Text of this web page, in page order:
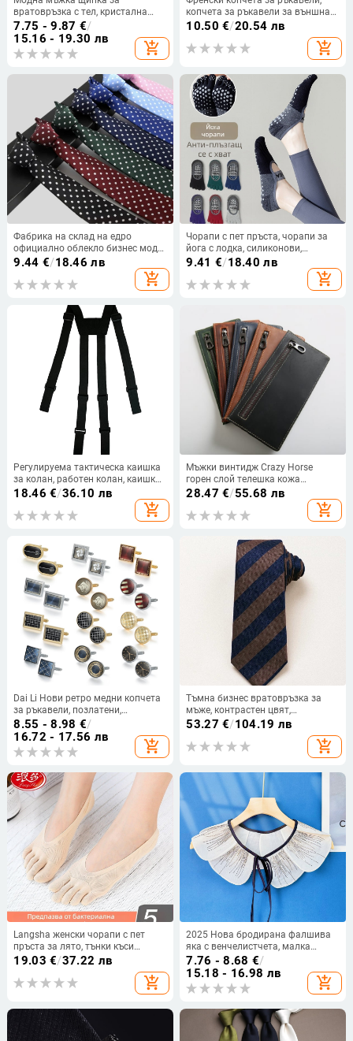
вратовръзка с тел, кристална
черупка, щипка за вратовръзка
за бизнес мъже, фабрична цена,
разпродажба
7.75 - 9.87 €/
15.16 - 19.30 лв
add_shopping_cart
копчета за ръкавели за външна
търговия, бизнес правоъгълни
копчета за ръкавели от кепър,
раирани мъжки метални копчета
10.50 €/20.54 лв
add_shopping_cart
Фабрика на склад на едро
официално облекло бизнес мода
ежедневна 8CM полка точка
професионална работна
9.44 €/18.46 лв
add_shopping_cart
Чорапи с пет пръста, чорапи за
йога с лодка, силиконови,
неплъзгащи се с презрамка,
памучни, летни тънки, за фитнес
на закрито, дишащи
9.41 €/18.40 лв
add_shopping_cart
Регулируема тактическа каишка
за колан, работен колан, каишка
за колан за работа
18.46 €/36.10 лв
add_shopping_cart
Мъжки винтидж Crazy Horse
горен слой телешка кожа
ултратънък дълъг портфейл
мъжки обикновен портфейл с
множество карти, модерен
28.47 €/55.68 лв
add_shopping_cart
Dai Li Нови ретро медни копчета
за ръкавели, позлатени,
хромирани, мъжки костюм,
аксесоари за официална риза
8.55 - 8.98 €/
16.72 - 17.56 лв
add_shopping_cart
Тъмна бизнес вратовръзка за
мъже, контрастен цвят,
универсален бизнес официално
облекло, сватбен банкет, костюм,
риза, аксесоари, кутия
53.27 €/104.19 лв
add_shopping_cart
Langsha женски чорапи с пет
пръста за лято, тънки къси
чорапи с разделени пръсти,
невидими чорапи от ледена
коприна
19.03 €/37.22 лв
add_shopping_cart
2025 Нова бродирана фалшива
яка с венчелистчета, малка
шалова яка с цвете, дамско
облекло, съответстващ стил,
директни продажби от
фабриката, специално за
7.76 - 8.68 €/
15.18 - 16.98 лв
add_shopping_cart